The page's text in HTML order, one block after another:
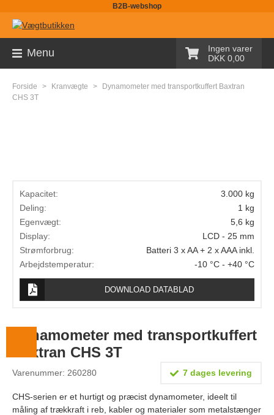
B2B-webshop
Menu
Ingen varer
DKK 0,00
Sortiment
Pallevægte
Bordvægte
Gulvvægte
Laboratorievægte
Pakkevægte
Lægevægte
Vægtlodder
Information
Om Vægtbutikken
Forside > Kranvægte >
Dynamometer med transportkuffert Baxtran
CHS 3T
Kapacitet:
3.000 kg
Deling:
1 kg
Egenvægt:
5,6 kg
Display:
LCD - 25 mm
Strømforbrug:
Batteri 3 x AA + 2 x AAA inkl.
Arbejdstemperatur:
-10 °C - +40 °C
DOWNLOAD DATABLAD
Dynamometer med transportkuffert
Baxtran CHS 3T
Varenummer: 260280 7 dages levering
CHS-serien er et hurtigt og præcist dynamometer, ideelt til
måling af trækkraft i reb, kabler og materialer som metalstænger